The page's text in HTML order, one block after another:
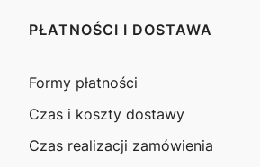
PŁATNOŚCI I DOSTAWA
Formy płatności
Czas i koszty dostawy
Czas realizacji zamówienia